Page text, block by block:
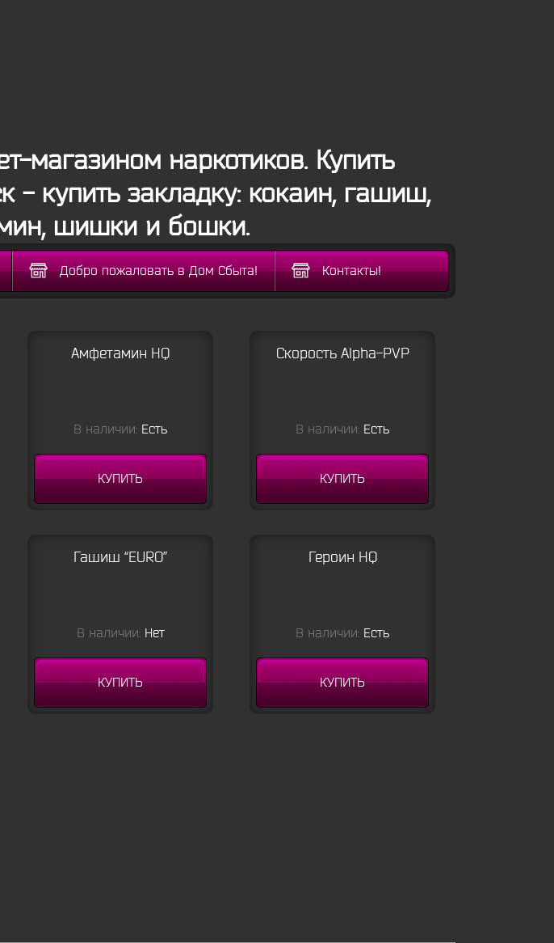
магазином наркотиков. Купить
купить закладку: кокаин, гашиш,
шишки и бошки.
Добро пожаловать в Дом Сбыта! Контакты!
Амфетамин HQ
В наличии: Есть
КУПИТЬ
Скорость Alpha-PVP
В наличии: Есть
КУПИТЬ
Гашиш “EURO”
В наличии: Нет
КУПИТЬ
Героин HQ
В наличии: Есть
КУПИТЬ